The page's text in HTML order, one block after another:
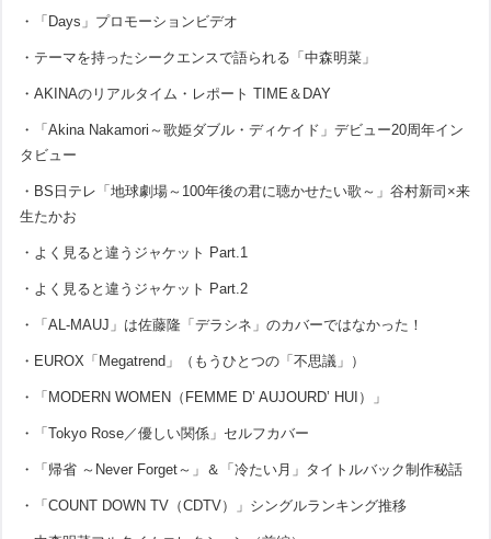
・「Days」プロモーションビデオ
・テーマを持ったシークエンスで語られる「中森明菜」
・AKINAのリアルタイム・レポート TIME＆DAY
・「Akina Nakamori～歌姫ダブル・ディケイド」デビュー20周年イン
タビュー
・BS日テレ「地球劇場～100年後の君に聴かせたい歌～」谷村新司×来
生たかお
・よく見ると違うジャケット Part.1
・よく見ると違うジャケット Part.2
・「AL-MAUJ」は佐藤隆「デラシネ」のカバーではなかった！
・EUROX「Megatrend」（もうひとつの「不思議」）
・「MODERN WOMEN（FEMME D’ AUJOURD’ HUI）」
・「Tokyo Rose／優しい関係」セルフカバー
・「帰省 ～Never Forget～」＆「冷たい月」タイトルバック制作秘話
・「COUNT DOWN TV（CDTV）」シングルランキング推移